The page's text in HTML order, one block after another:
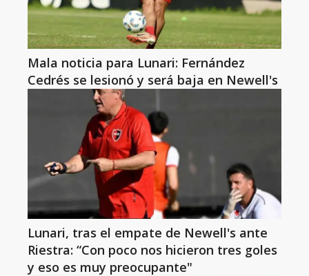
Mala noticia para Lunari: Fernández
Cedrés se lesionó y será baja en Newell's
Lunari, tras el empate de Newell's ante
Riestra: “Con poco nos hicieron tres goles
y eso es muy preocupante"